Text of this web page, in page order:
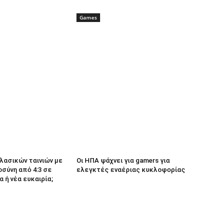
ταινιών με
από 4:3 σε
ή νέα ευκαιρία;
Games
Οι ΗΠΑ ψάχνει για gamers για
ελεγκτές εναέριας κυκλοφορίας